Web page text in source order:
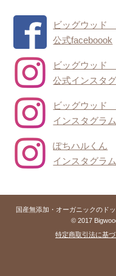
ビッグウッド
公式faceboook
ビッグウッド
公式インスタ
ビッグウッド
インスタグラム
ぽちハルくん
インスタグラム
国産無添加・オーガニックのド
© 2017
特定商取引法に基